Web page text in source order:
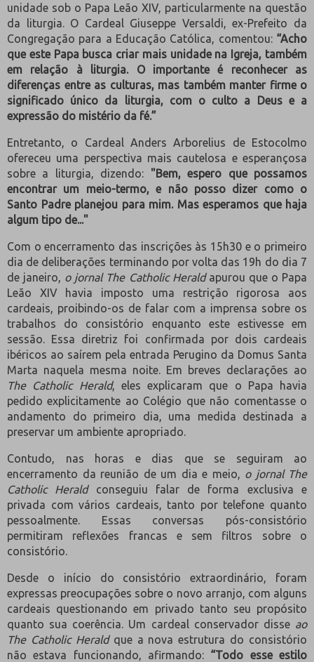
unidade sob o Papa Leão XIV, particularmente na questão
da liturgia. O Cardeal Giuseppe Versaldi, ex-Prefeito da
Congregação para a Educação Católica, comentou: “Acho
que este Papa busca criar mais unidade na Igreja, também
em relação à liturgia. O importante é reconhecer as
diferenças entre as culturas, mas também manter firme o
significado único da liturgia, com o culto a Deus e a
expressão do mistério da fé.”
Entretanto, o Cardeal Anders Arborelius de Estocolmo
ofereceu uma perspectiva mais cautelosa e esperançosa
sobre a liturgia, dizendo: "Bem, espero que possamos
encontrar um meio-termo, e não posso dizer como o
Santo Padre planejou para mim. Mas esperamos que haja
algum tipo de..."
Com o encerramento das inscrições às 15h30 e o primeiro
dia de deliberações terminando por volta das 19h do dia 7
de janeiro, o jornal The Catholic Heraldapurou que o Papa
Leão XIV havia imposto uma restrição rigorosa aos
cardeais, proibindo-os de falar com a imprensa sobre os
trabalhos do consistório enquanto este estivesse em
sessão. Essa diretriz foi confirmada por dois cardeais
ibéricos ao saírem pela entrada Perugino da Domus Santa
Marta naquela mesma noite. Em breves declarações ao
The Catholic Herald, eles explicaram que o Papa havia
pedido explicitamente ao Colégio que não comentasse o
andamento do primeiro dia, uma medida destinada a
preservar um ambiente apropriado.
Contudo, nas horas e dias que se seguiram ao
encerramento da reunião de um dia e meio, o jornal The
Catholic Heraldconseguiu falar de forma exclusiva e
privada com vários cardeais, tanto por telefone quanto
pessoalmente. Essas conversas pós-consistório
permitiram reflexões francas e sem filtros sobre o
consistório.
Desde o início do consistório extraordinário, foram
expressas preocupações sobre o novo arranjo, com alguns
cardeais questionando em privado tanto seu propósito
quanto sua coerência. Um cardeal conservador disse ao
The Catholic Heraldque a nova estrutura do consistório
não estava funcionando, afirmando: “Todo esse estilo